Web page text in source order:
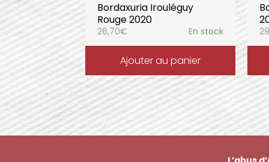
Bordaxuria Irouléguy
Rouge 2020
26,70€ En stock
Ajouter au panier